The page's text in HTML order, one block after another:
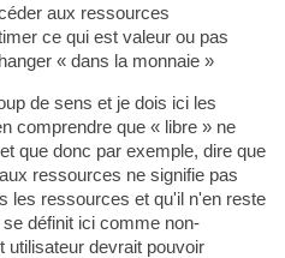
aux ressources
ce qui est valeur ou pas
« dans la monnaie »
de sens et je dois ici les
comprendre que « libre » ne
que donc par exemple, dire que
ressources ne signifie pas
les ressources et qu'il n'en reste
définit ici comme non-
utilisateur devrait pouvoir